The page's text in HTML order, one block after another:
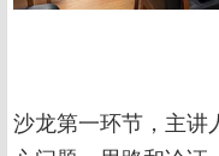
沙龙第一环节，主讲